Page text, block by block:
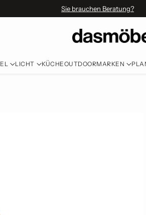
Sie brauchen Beratung?
LICHT KÜCHEOUTDOORMARKEN